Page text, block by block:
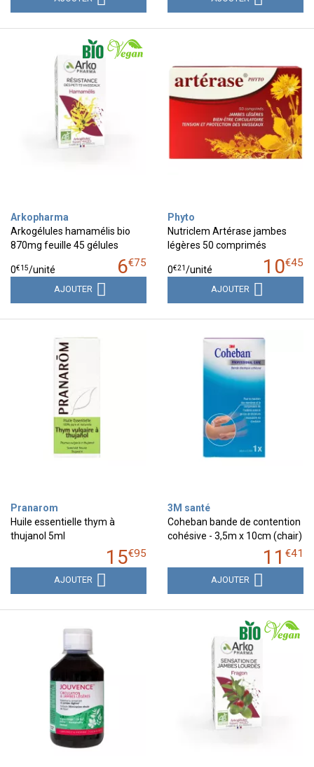
Arkopharma
Arkogélules hamamélis bio
870mg feuille 45 gélules
6€75
0€15/unité
AJOUTER
Phyto
Nutriclem Artérase jambes
légères 50 comprimés
10€45
0€21/unité
AJOUTER
Pranarom
Huile essentielle thym à
thujanol 5ml
15€95
AJOUTER
3M santé
Coheban bande de contention
cohésive - 3,5m x 10cm (chair)
11 €41
AJOUTER